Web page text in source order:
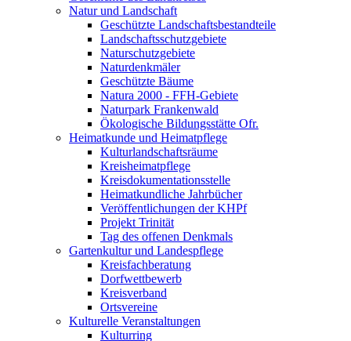
Natur und Landschaft
Geschützte Landschaftsbestandteile
Landschaftsschutzgebiete
Naturschutzgebiete
Naturdenkmäler
Geschützte Bäume
Natura 2000 - FFH-Gebiete
Naturpark Frankenwald
Ökologische Bildungsstätte Ofr.
Heimatkunde und Heimatpflege
Kulturlandschaftsräume
Kreisheimatpflege
Kreisdokumentationsstelle
Heimatkundliche Jahrbücher
Veröffentlichungen der KHPf
Projekt Trinität
Tag des offenen Denkmals
Gartenkultur und Landespflege
Kreisfachberatung
Dorfwettbewerb
Kreisverband
Ortsvereine
Kulturelle Veranstaltungen
Kulturring